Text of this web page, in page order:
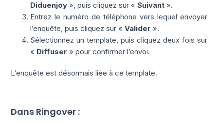
Diduenjoy », puis cliquez sur «Suivant ».
Entrez le numéro de téléphone vers lequel envoyer
l’enquête, puis cliquez sur «Valider ».
Sélectionnez un template, puis cliquez deux fois sur
« Diffuser » pour confirmer l’envoi.
L’enquête est désormais liée à ce template.
Dans Ringover :